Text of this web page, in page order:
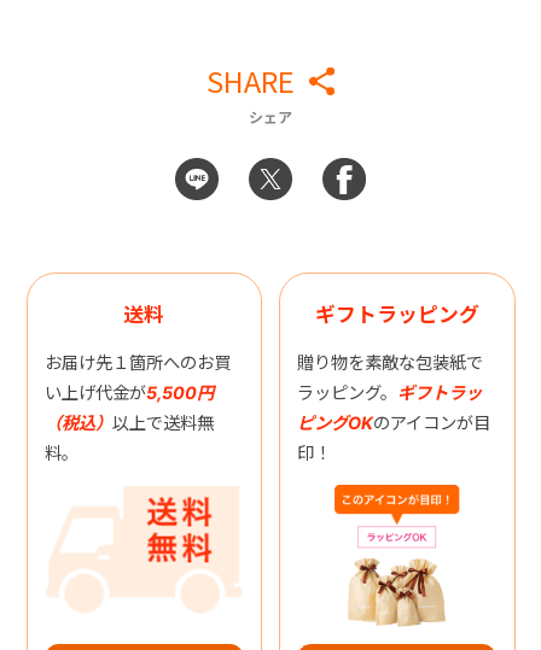
SHARE
シェア
送料
お届け先１箇所へのお買
い上げ代金が5,500円
（税込） 以上で送料無
料。
ギフトラッピング
贈り物を素敵な包装紙で
ラッピング。 ギフトラッ
ピングOKのアイコンが目
印！